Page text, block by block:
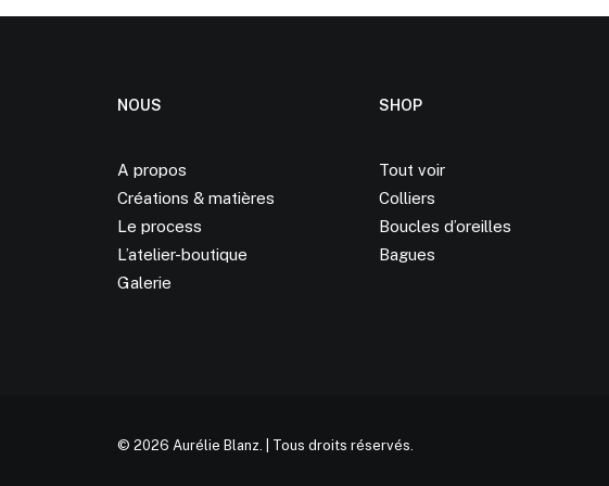
NOUS
A propos
Créations & matières
Le process
L’atelier-boutique
Galerie
SHOP
Tout voir
Colliers
Boucles d’oreilles
Bagues
© 2026 Aurélie Blanz. | Tous droits réservés.